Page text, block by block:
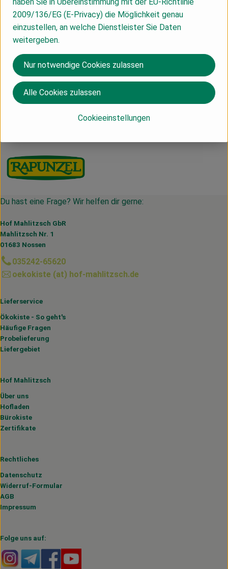
Nährwert-Info
Produktdatenblatt
Herkunft
Du hast eine Frage? Wir helfen dir gerne:
Hof Mahlitzsch GbR
Mahlitzsch Nr. 1
01683 Nossen
035242-65620
oekokiste (at) hof-mahlitzsch.de
Lieferservice
Ökokiste - So geht's
Häufige Fragen
Probelieferung
Liefergebiet
Hof Mahlitzsch
Über uns
Hofladen
Bürokiste
Zertifikate
Rechtliches
Datenschutz
Widerruf-Formular
AGB
Impressum
Folge uns auf:
Externer Link zu https://www.instagram.com/
Externer Link zu https://t.me/s/hofmahlitzsch
Externer Link zu https://www.facebook.com/
2009/136/EG (E-Privacy) die Möglichkeit genau
einzustellen, an welche Dienstleister Sie Daten
weitergeben.
Cookieeinstellungen
Nur notwendige Cookies zulassen
Alle Cookies zulassen